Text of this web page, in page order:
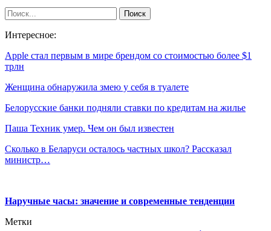
Интересное:
Apple стал первым в мире брендом со стоимостью более $1
трлн
Женщина обнаружила змею у себя в туалете
Белорусские банки подняли ставки по кредитам на жилье
Паша Техник умер. Чем он был известен
Сколько в Беларуси осталось частных школ? Рассказал
министр…
Наручные часы: значение и современные тенденции
Метки